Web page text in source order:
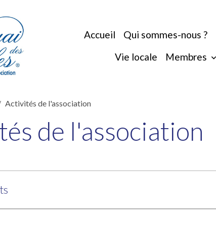
Accueil Qui sommes-nous ?
Vie locale
Membres
Activités de l'association
de l'association